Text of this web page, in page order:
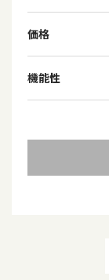
価格
機能性